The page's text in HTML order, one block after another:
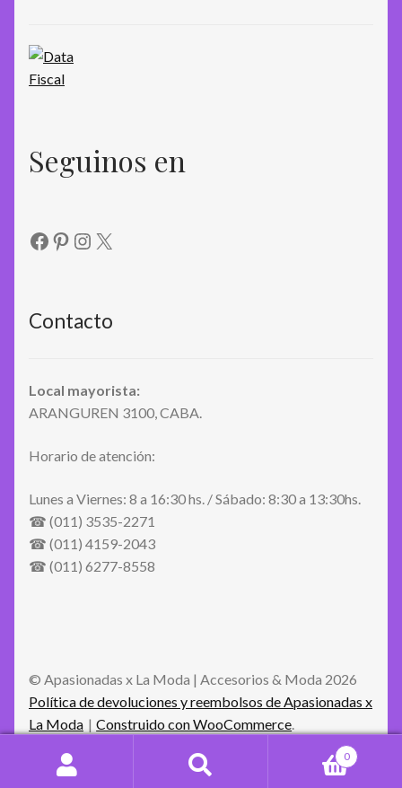
Seguinos en
Facebook
Pinterest
Instagram
X
Contacto
Local mayorista:
ARANGUREN 3100, CABA.
Horario de atención:
Lunes a Viernes: 8 a 16:30 hs. / Sábado: 8:30 a 13:30hs.
☎ (011) 3535-2271
☎ (011) 4159-2043
☎ (011) 6277-8558
© Apasionadas x La Moda | Accesorios & Moda 2026
Política de devoluciones y reembolsos de Apasionadas x
La Moda
Construido con WooCommerce.
0